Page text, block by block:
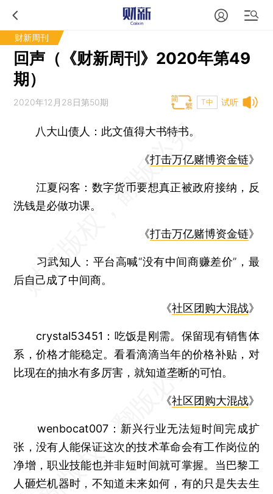
财新周刊
回声（《财新周刊》2020年第49
期）
试听
2020年12月28日第50期 T中
八大山债人： 此文值得大书特书。
《打击万亿赌博资金链》
江夏闷客： 数字货币要想真正被政府接纳，反
洗钱是必做功课。
《打击万亿赌博资金链》
习武知人： 平台高喊“没有中间商赚差价”，最
后自己成了中间商。
《社区团购大混战》
crystal53451 ：吃饭是刚需。保留现有销售体
系，价格才能稳定。看看滴滴当年的价格补贴，对
比现在的抽水有多厉害，就知道垄断的可怕。
《社区团购大混战》
wenbocat007： 新兴行业无法短时间完成扩
张，没有人能保证这次的技术革命会有工作岗位的
净增，职业技能也并非短时间就可掌握。当巴黎工
人砸烂机器时，不知道未来如何，有的只是失去生